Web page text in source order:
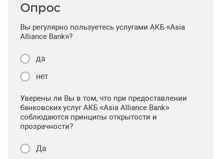
Опрос
Вы регулярно пользуетесь услугами АКБ «Asia
Alliance Bank»?
да
нет
Уверены ли Вы в том, что при предоставлении
банковских услуг АКБ «Asia Alliance Bank»
соблюдаются принципы открытости и
прозрачности?
Да